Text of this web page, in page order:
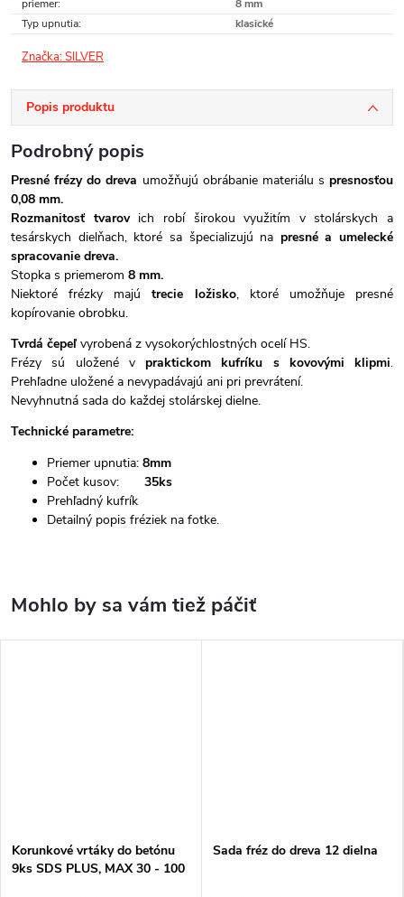
priemer:
8 mm
Typ upnutia: klasické
Značka:SILVER
Popis produktu
Podrobný popis
Presné frézy do dreva umožňujú obrábanie materiálu s presnosťou
0,08 mm.
Rozmanitosť tvarovich robí širokou využitím v stolárskych a
tesárskych dielňach, ktoré sa špecializujú na presné a umelecké
spracovanie dreva.
Stopka s priemerom 8 mm.
Niektoré frézky majútrecie ložisko, ktoré umožňuje presné
kopírovanie obrobku.
Tvrdá čepeľ vyrobená z vysokorýchlostných ocelí HS.
Frézy sú uložené v praktickom kufríku s kovovými klipmi.
Prehľadne uložené a nevypadávajú ani pri prevrátení.
Nevyhnutná sada do každej stolárskej dielne.
Technické parametre:
Priemer upnutia: 8mm
Počet kusov: 35ks
Prehľadný kufrík
Detailný popis fréziek na fotke.
Korunkové vrtáky do betónu
9ks SDS PLUS, MAX 30 - 100
Sada fréz do dreva 12 dielna